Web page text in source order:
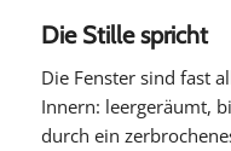
Die Stille spricht
Die Fenster sind fast
Innern: leergeräumt,
durch ein